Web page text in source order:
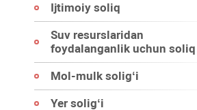
Ijtimoiy soliq
Suv resurslaridan
foydalanganlik uchun soliq
Mol-mulk soligʻi
Yer soligʻi